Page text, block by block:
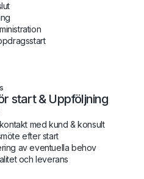
start & Uppföljning
med kund & konsult
efter start
av eventuella behov
och leverans